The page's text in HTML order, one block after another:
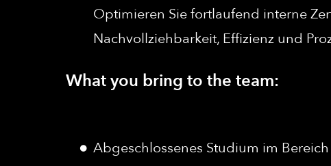
Optimieren Sie fortlaufend interne
Nachvollziehbarkeit, Effizienz und
What you bring to the team:
Abgeschlossenes Studium im